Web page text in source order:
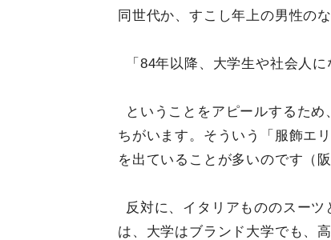
同世代か、すこし年上の男性のな
「84年以降、大学生や社会人
ということをアピールするた
ちがいます。そういう「服飾エ
を出ていることが多いのです（
反対に、イタリアもののスーツ
は、大学はブランド大学でも、